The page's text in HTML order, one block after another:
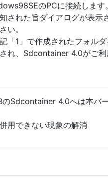
のPCに接続します。
された旨ダイアログが表示
い。
「1」で作成されたフォルダ
れ、Sdcontainer 4.0がご
Sdcontainer 4.0へは本バ
用できない現象の解消